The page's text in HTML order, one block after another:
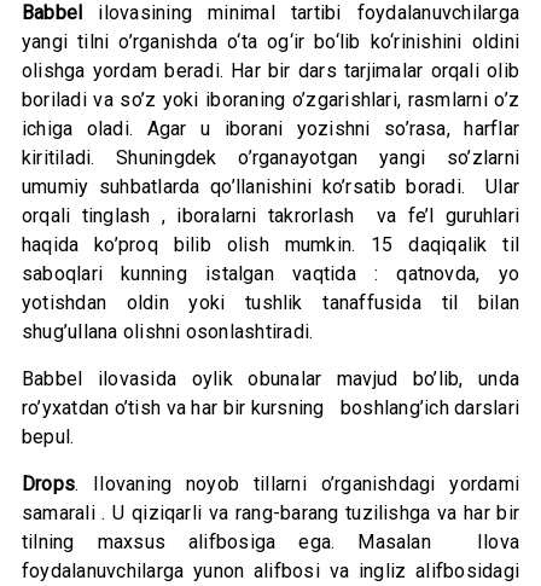
Babbel ilovasining minimal tartibi foydalanuvchilarga
yangi tilni o’rganishda o‘ta og‘ir bo‘lib ko‘rinishini oldini
olishga yordam beradi. Har bir dars tarjimalar orqali olib
boriladi va so’z yoki iboraning o’zgarishlari, rasmlarni o’z
ichiga oladi. Agar u iborani yozishni so’rasa, harflar
kiritiladi. Shuningdek o’rganayotgan yangi so’zlarni
umumiy suhbatlarda qo’llanishini ko’rsatib boradi. Ular
orqali tinglash , iboralarni takrorlash va fe’l guruhlari
haqida ko’proq bilib olish mumkin. 15 daqiqalik til
saboqlari kunning istalgan vaqtida : qatnovda, yo
yotishdan oldin yoki tushlik tanaffusida til bilan
shug’ullana olishni osonlashtiradi.
Babbel ilovasida oylik obunalar mavjud bo’lib, unda
ro’yxatdan o’tish va har bir kursning boshlang’ich darslari
bepul.
Drops. Ilovaning noyob tillarni o’rganishdagi yordami
samarali . U qiziqarli va rang-barang tuzilishga va har bir
tilning maxsus alifbosiga ega. Masalan Ilova
foydalanuvchilarga yunon alifbosi va ingliz alifbosidagi